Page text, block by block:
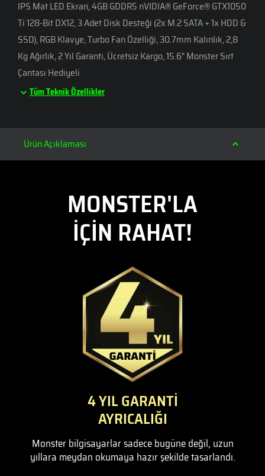
IPS Mat LED Ekran, 4GB GDDR5 nVIDIA® GeForce® GTX1050
Ti 128-Bit DX12, 3 Adet Disk Desteği (2x M.2 SATA + 1x HDD &
SSD), RGB Klavye, Turbo Fan Özelliği, 30.7mm Kalınlık, 2,8
Kg Ağırlık, 2 Yıl Garanti, Ücretsiz Kargo, 15.6" Monster Sırt
Çantası Hediyeli
Tüm Teknik Özellikler
Ürün Açıklaması
MONSTER'LA
İÇİN RAHAT!
4 YIL GARANTİ
AYRICALIĞI
Monster bilgisayarlar sadece bugüne değil, uzun
yıllara meydan okumaya hazır şekilde tasarlandı.